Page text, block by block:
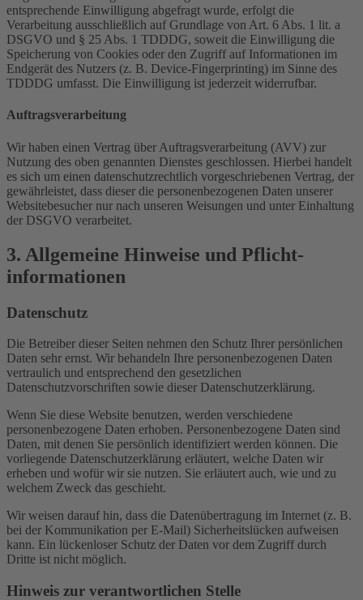
entsprechende Einwilligung abgefragt wurde, erfolgt die
Verarbeitung ausschließlich auf Grundlage von Art. 6 Abs. 1 lit. a
DSGVO und § 25 Abs. 1 TDDDG, soweit die Einwilligung die
Speicherung von Cookies oder den Zugriff auf Informationen im
Endgerät des Nutzers (z. B. Device-Fingerprinting) im Sinne des
TDDDG umfasst. Die Einwilligung ist jederzeit widerrufbar.
Auftragsverarbeitung
Wir haben einen Vertrag über Auftragsverarbeitung (AVV) zur
Nutzung des oben genannten Dienstes geschlossen. Hierbei handelt
es sich um einen datenschutzrechtlich vorgeschriebenen Vertrag, der
gewährleistet, dass dieser die personenbezogenen Daten unserer
Websitebesucher nur nach unseren Weisungen und unter Einhaltung
der DSGVO verarbeitet.
3. Allgemeine Hinweise und Pflicht­
informationen
Datenschutz
Die Betreiber dieser Seiten nehmen den Schutz Ihrer persönlichen
Daten sehr ernst. Wir behandeln Ihre personenbezogenen Daten
vertraulich und entsprechend den gesetzlichen
Datenschutzvorschriften sowie dieser Datenschutzerklärung.
Wenn Sie diese Website benutzen, werden verschiedene
personenbezogene Daten erhoben. Personenbezogene Daten sind
Daten, mit denen Sie persönlich identifiziert werden können. Die
vorliegende Datenschutzerklärung erläutert, welche Daten wir
erheben und wofür wir sie nutzen. Sie erläutert auch, wie und zu
welchem Zweck das geschieht.
Wir weisen darauf hin, dass die Datenübertragung im Internet (z. B.
bei der Kommunikation per E-Mail) Sicherheitslücken aufweisen
kann. Ein lückenloser Schutz der Daten vor dem Zugriff durch
Dritte ist nicht möglich.
Hinweis zur verantwortlichen Stelle